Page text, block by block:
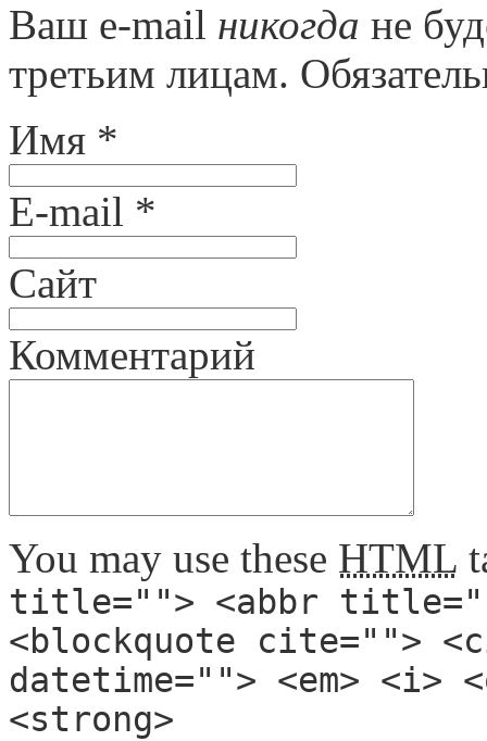
Ваш e-mail никогда не
третьим лицам.
Имя *
E-mail *
Сайт
Комментарий
You may use these HTML
title=""> <abbr
<blockquote cite="">
datetime=""> <em>
<strong>